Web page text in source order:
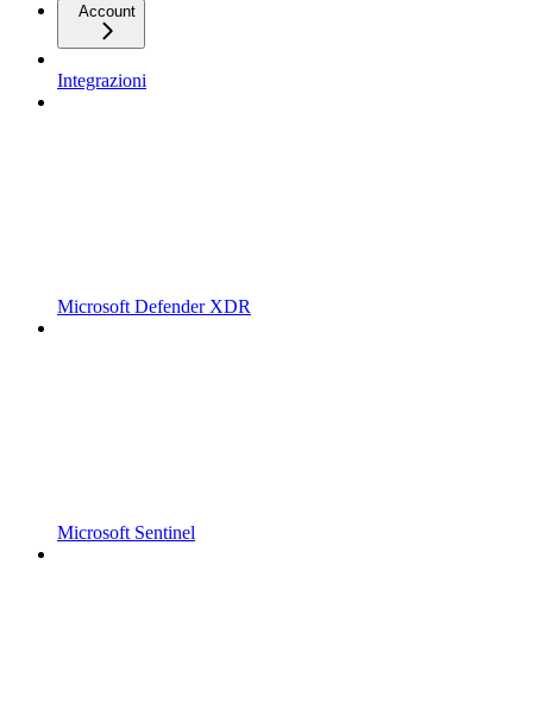
Account
Integrazioni
Microsoft Defender XDR
Microsoft Sentinel